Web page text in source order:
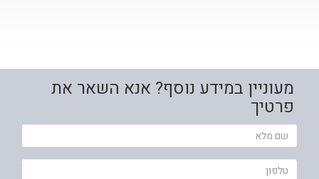
מעוניין במידע נוסף? אנא השאר את
פרטיך
שם
מלא
טלפון